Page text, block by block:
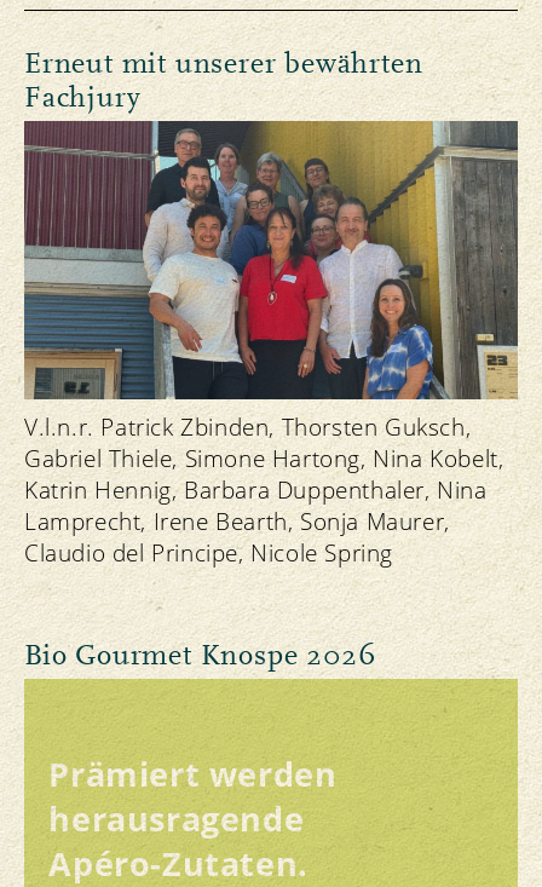
Erneut mit unserer bewährten
Fachjury
V.l.n.r. Patrick Zbinden, Thorsten Guksch,
Gabriel Thiele, Simone Hartong, Nina Kobelt,
Katrin Hennig, Barbara Duppenthaler, Nina
Lamprecht, Irene Bearth, Sonja Maurer,
Claudio del Principe, Nicole Spring
Bio Gourmet Knospe 2026
Prämiert werden
herausragende
Apéro-Zutaten.